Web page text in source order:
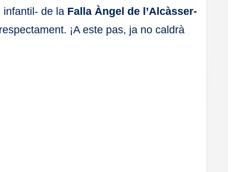
infantil- de la Falla Àngel de l’Alcàsser-
¡A este pas, ja no caldrà